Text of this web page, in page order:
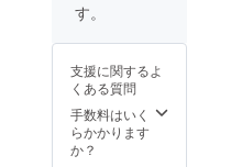
2175-
TAKAM
ATSU
JAM
4.5
A301
す。
支援に関するよ
くある質問
手数料はいく
らかかります
か？